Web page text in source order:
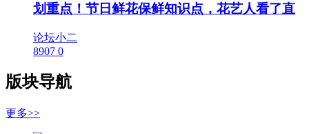
划重点！节日鲜花保鲜知识点，花艺人看了直
论坛小二
8907 0
版块导航
更多>>